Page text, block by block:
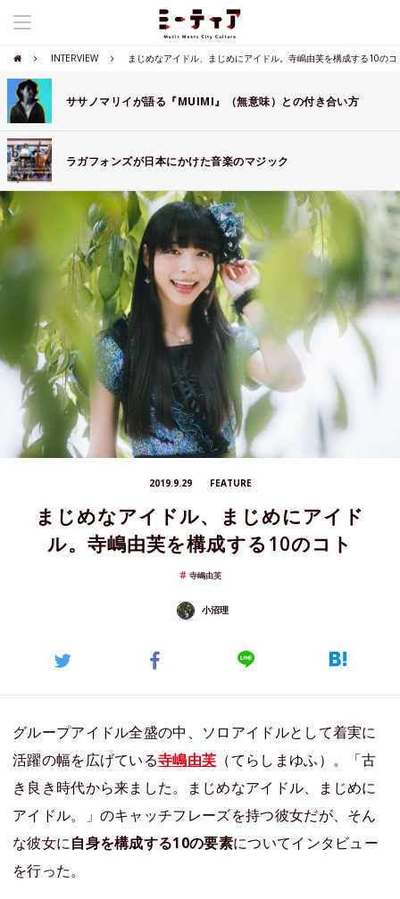
INTERVIEW まじめなアイドル、まじめにアイドル。寺嶋由芙を構成する10のコ
ササノマリイが語る『MUIMI』（無意味）との付き合い方
ラガフォンズが日本にかけた音楽のマジック
2019.9.29 FEATURE
まじめなアイドル、まじめにアイド
ル。寺嶋由芙を構成する10のコト
寺嶋由芙
小沼理
グループアイドル全盛の中、ソロアイドルとして着実に
活躍の幅を広げている寺嶋由芙 （てらしまゆふ）。「古
き良き時代から来ました。まじめなアイドル、まじめに
アイドル。」のキャッチフレーズを持つ彼女だが、そん
な彼女に自身を構成する10の要素についてインタビュー
を行った。